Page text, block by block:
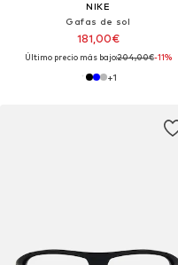
NIKE
Gafas de sol
181,00€
Último precio más bajo:204,00€-11%
+1